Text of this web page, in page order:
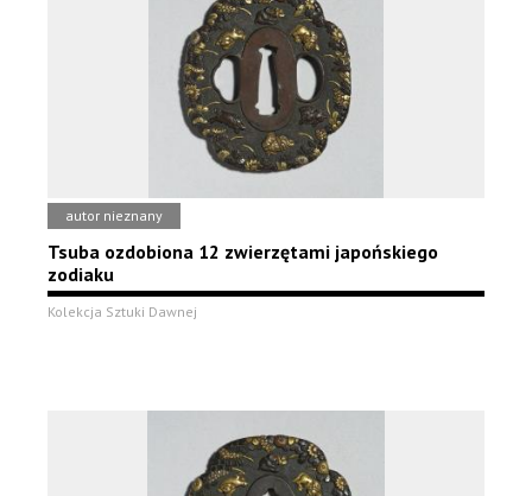
autor nieznany
Tsuba ozdobiona 12 zwierzętami japońskiego
zodiaku
Kolekcja Sztuki Dawnej